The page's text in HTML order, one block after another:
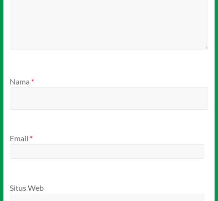
Nama *
Email *
Situs Web